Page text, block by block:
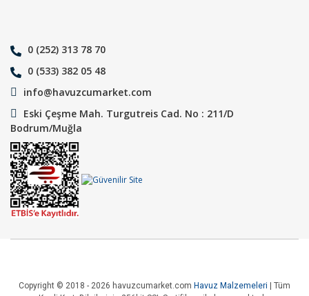
0 (252) 313 78 70
0 (533) 382 05 48
info@havuzcumarket.com
Eski Çeşme Mah. Turgutreis Cad. No : 211/D
Bodrum/Muğla
Copyright © 2018 - 2026 havuzcumarket.com Havuz Malzemeleri | Tüm